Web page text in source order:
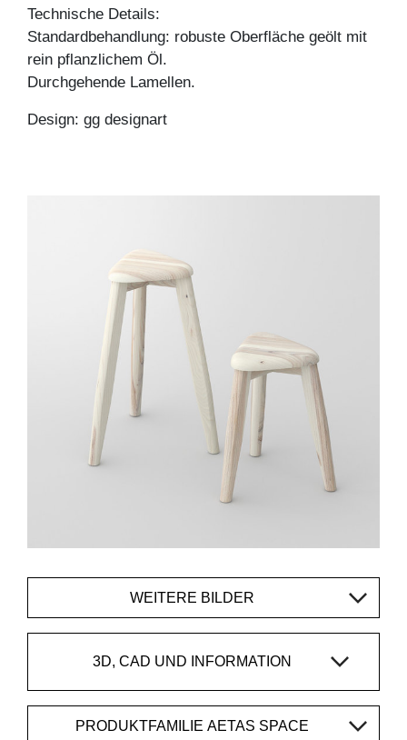
Technische Details:
Standardbehandlung: robuste Oberfläche geölt mit
rein pflanzlichem Öl.
Durchgehende Lamellen.
Design: gg designart
WEITERE BILDER
3D, CAD UND INFORMATION
PRODUKTFAMILIE AETAS SPACE